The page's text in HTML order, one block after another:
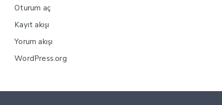
Oturum aç
Kayıt akışı
Yorum akışı
WordPress.org